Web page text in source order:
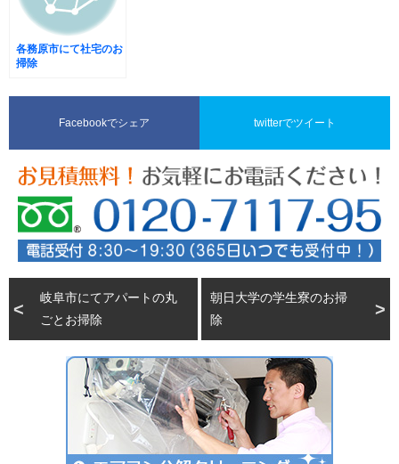
各務原市にて社宅のお
掃除
Facebookでシェア twitterでツイート
岐阜市にてアパートの丸
ごとお掃除
朝日大学の学生寮のお掃
除